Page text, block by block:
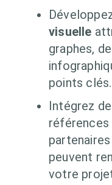
visuelle
graphes,
points clés.
Intégrez
références
peuvent
votre